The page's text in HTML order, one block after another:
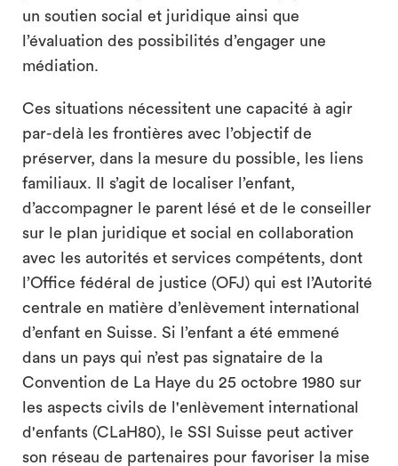
un soutien social et juridique ainsi que
l’évaluation des possibilités d’engager une
médiation.
Ces situations nécessitent une capacité à agir
par-delà les frontières avec l’objectif de
préserver, dans la mesure du possible, les liens
familiaux. Il s’agit de localiser l’enfant,
d’accompagner le parent lésé et de le conseiller
sur le plan juridique et social en collaboration
avec les autorités et services compétents, dont
l’Office fédéral de justice (OFJ) qui est l’Autorité
centrale en matière d’enlèvement international
d’enfant en Suisse. Si l’enfant a été emmené
dans un pays qui n’est pas signataire de la
Convention de La Haye du 25 octobre 1980 sur
les aspects civils de l'enlèvement international
d'enfants (CLaH80), le SSI Suisse peut activer
son réseau de partenaires pour favoriser la mise